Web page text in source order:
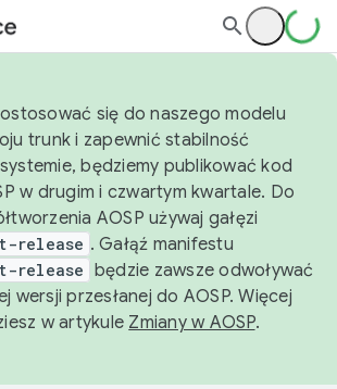
się do naszego modelu
trunk i zapewnić stabilność
będziemy publikować kod
w drugim i czwartym kwartale. Do
AOSP używaj gałęzi
release . Gałąź manifestu
release będzie zawsze odwoływać
wersji przesłanej do AOSP. Więcej
w artykule Zmiany w AOSP.